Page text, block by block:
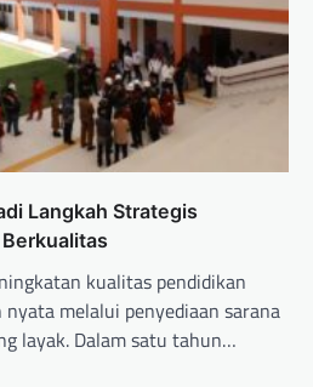
Langkah Strategis
kualitas pendidikan
melalui penyediaan sarana
layak. Dalam satu tahun…